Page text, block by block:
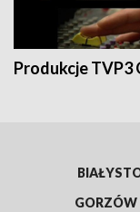
Produkcje TVP3
GORZÓW